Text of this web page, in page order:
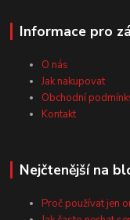
Informace pro
O nás
Jak nakupovat
Obchodní
Kontakt
Nejčtenější na
Proč používat jen